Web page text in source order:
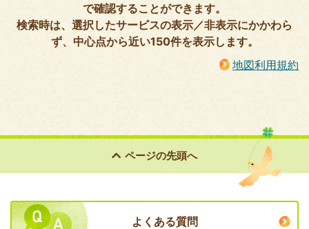
で確認することができます。
検索時は、選択したサービスの表示／非表示にかかわら
ず、中心点から近い150件を表示します。
地図利用規約
ページの先頭へ
よくある質問